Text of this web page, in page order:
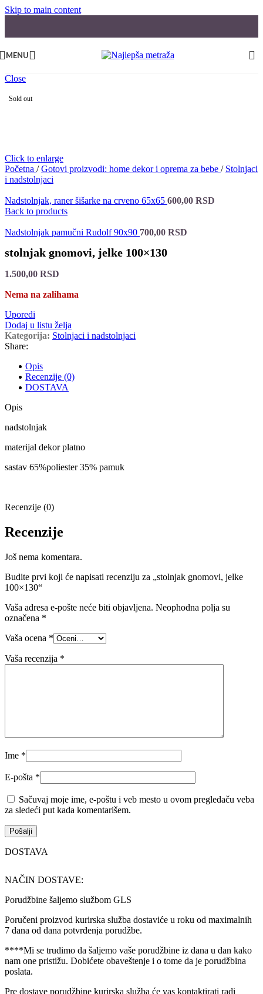
Skip to main content
MENU
Close
Sold out
Click to enlarge
Početna / Gotovi proizvodi: home dekor i oprema za bebe / Stolnjaci
i nadstolnjaci
Nadstolnjak, raner šišarke na crveno 65x65 600,00 RSD
Back to products
Nadstolnjak pamučni Rudolf 90x90 700,00 RSD
stolnjak gnomovi, jelke 100×130
1.500,00 RSD
Nema na zalihama
Uporedi
Dodaj u listu želja
Kategorija: Stolnjaci i nadstolnjaci
Share:
Opis
Recenzije (0)
DOSTAVA
Opis
nadstolnjak
materijal dekor platno
sastav 65%poliester 35% pamuk
Recenzije (0)
Recenzije
Još nema komentara.
Budite prvi koji će napisati recenziju za „stolnjak gnomovi, jelke
100×130“
Vaša adresa e-pošte neće biti objavljena. Neophodna polja su
označena *
Vaša ocena *
Vaša recenzija *
Ime *
E-pošta *
Sačuvaj moje ime, e-poštu i veb mesto u ovom pregledaču veba
za sledeći put kada komentarišem.
DOSTAVA
NAČIN DOSTAVE:
Porudžbine šaljemo službom GLS
Poručeni proizvod kurirska služba dostaviće u roku od maximalnih
7 dana od dana potvrđenja porudžbe.
****Mi se trudimo da šaljemo vaše porudžbine iz dana u dan kako
nam one pristižu. Dobićete obaveštenje i o tome da je porudžbina
poslata.
Pre dostave porudžbine kurirska služba će vas kontaktirati radi